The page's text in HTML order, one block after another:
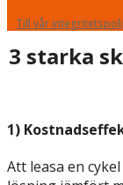
Till vår
3 starka
1)
Att leasa en